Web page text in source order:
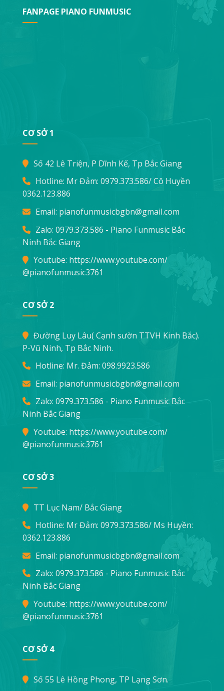
FANPAGE PIANO FUNMUSIC
CƠ SỞ 1
Số 42 Lê Triện, P Dĩnh Kế, Tp Bắc Giang
Hotline: Mr Đảm: 0979.373.586/ Cô Huyền
0362.123.886
Email: pianofunmusicbgbn@gmail.com
Zalo: 0979.373.586 - Piano Funmusic Bắc
Ninh Bắc Giang
Youtube: https://www.youtube.com/
@pianofunmusic3761
CƠ SỞ 2
Đường Luy Lâu( Cạnh sườn TTVH Kinh Bắc).
P-Vũ Ninh, Tp Bắc Ninh.
Hotline: Mr. Đảm: 098.9923.586
Email: pianofunmusicbgbn@gmail.com
Zalo: 0979.373.586 - Piano Funmusic Bắc
Ninh Bắc Giang
Youtube: https://www.youtube.com/
@pianofunmusic3761
CƠ SỞ 3
TT Lục Nam/ Bắc Giang
Hotline: Mr Đảm: 0979.373.586/ Ms Huyền:
0362.123.886
Email: pianofunmusicbgbn@gmail.com
Zalo: 0979.373.586 - Piano Funmusic Bắc
Ninh Bắc Giang
Youtube: https://www.youtube.com/
@pianofunmusic3761
CƠ SỞ 4
Số 55 Lê Hồng Phong, TP Lạng Sơn.